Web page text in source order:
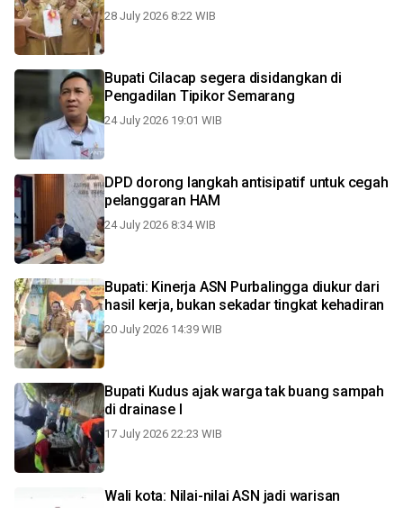
28 July 2026 8:22 WIB
Bupati Cilacap segera disidangkan di
Pengadilan Tipikor Semarang
24 July 2026 19:01 WIB
DPD dorong langkah antisipatif untuk cegah
pelanggaran HAM
24 July 2026 8:34 WIB
Bupati: Kinerja ASN Purbalingga diukur dari
hasil kerja, bukan sekadar tingkat kehadiran
20 July 2026 14:39 WIB
Bupati Kudus ajak warga tak buang sampah
di drainase l
17 July 2026 22:23 WIB
Wali kota: Nilai-nilai ASN jadi warisan